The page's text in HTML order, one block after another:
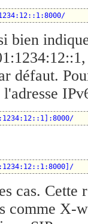
bien
défaut.
cas. Cette
comme X-